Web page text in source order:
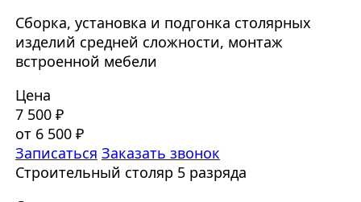
Сборка, установка и подгонка столярных
изделий средней сложности, монтаж
встроенной мебели
Цена
7 500 ₽
от 6 500 ₽
Записаться Заказать звонок
Строительный столяр 5 разряда